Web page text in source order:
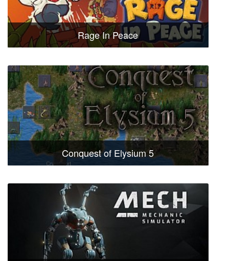
Rage In Peace
Conquest of Elysium 5